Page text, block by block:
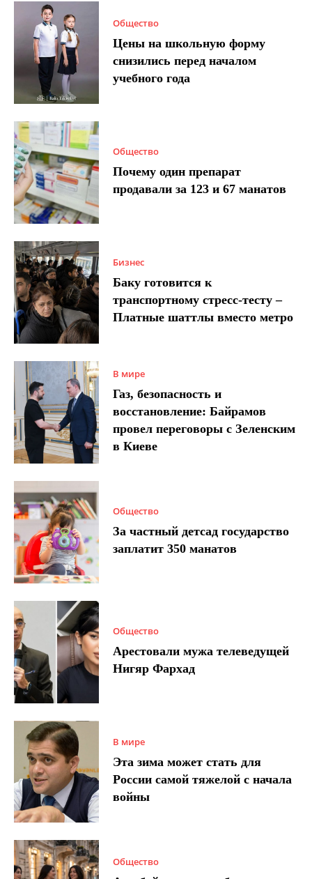
Общество
Цены на школьную форму
снизились перед началом
учебного года
Общество
Почему один препарат
продавали за 123 и 67 манатов
Бизнес
Баку готовится к
транспортному стресс-тесту –
Платные шаттлы вместо метро
В мире
Газ, безопасность и
восстановление: Байрамов
провел переговоры с Зеленским
в Киеве
Общество
За частный детсад государство
заплатит 350 манатов
Общество
Арестовали мужа телеведущей
Нигяр Фархад
В мире
Эта зима может стать для
России самой тяжелой с начала
войны
Общество